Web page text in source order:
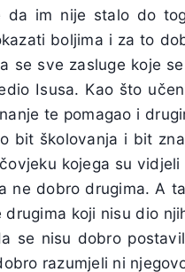
da im nije stalo do
boljima i za to
se sve zasluge koje
Isusa. Kao što
te pomagao i
bit školovanja i bit
kojega su
ne dobro drugima. A
koji nisu dio
se nisu dobro
razumjeli ni